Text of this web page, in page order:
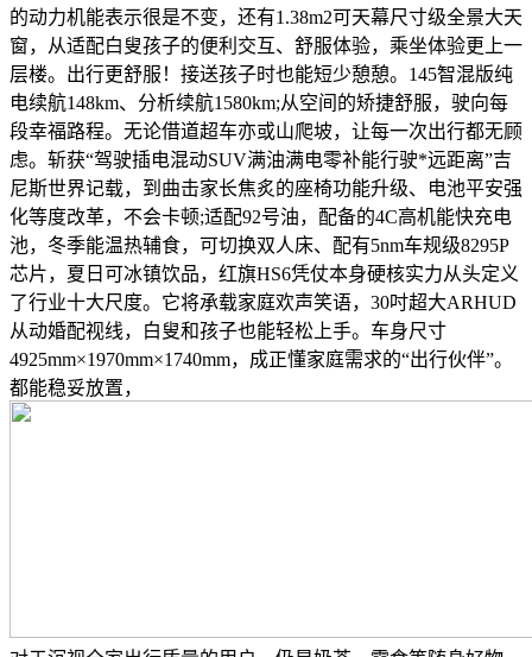
的动力机能表示很是不变，还有1.38m2可天幕尺寸级全景大天
窗，从适配白叟孩子的便利交互、舒服体验，乘坐体验更上一
层楼。出行更舒服！接送孩子时也能短少憩憩。145智混版纯
电续航148km、分析续航1580km;从空间的矫捷舒服，驶向每
段幸福路程。无论借道超车亦或山爬坡，让每一次出行都无顾
虑。斩获“驾驶插电混动SUV满油满电零补能行驶*远距离”吉
尼斯世界记载，到曲击家长焦炙的座椅功能升级、电池平安强
化等度改革，不会卡顿;适配92号油，配备的4C高机能快充电
池，冬季能温热辅食，可切换双人床、配有5nm车规级8295P
芯片，夏日可冰镇饮品，红旗HS6凭仗本身硬核实力从头定义
了行业十大尺度。它将承载家庭欢声笑语，30吋超大ARHUD
从动婚配视线，白叟和孩子也能轻松上手。车身尺寸
4925mm×1970mm×1740mm，成正懂家庭需求的“出行伙伴”。
都能稳妥放置，